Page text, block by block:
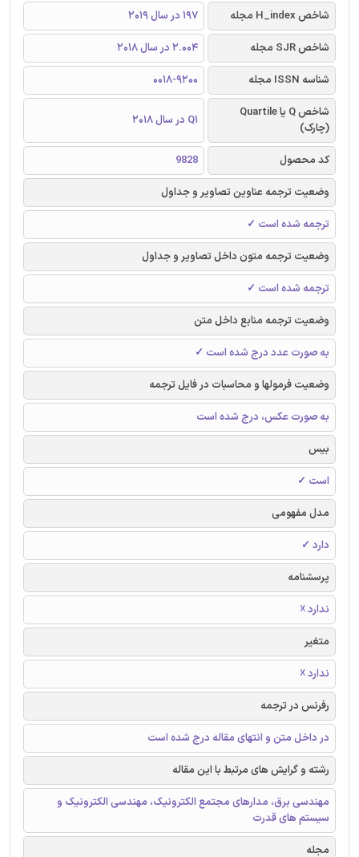
شاخص H_index مجله
197 در سال 2019
شاخص SJR مجله
2.004 در سال 2018
شناسه ISSN مجله
0018-9200
شاخص Q یا Quartile
(چارک)
Q1 در سال 2018
کد محصول
9828
وضعیت ترجمه عناوین تصاویر و جداول
ترجمه شده است ✓
وضعیت ترجمه متون داخل تصاویر و جداول
ترجمه شده است ✓
وضعیت ترجمه منابع داخل متن
به صورت عدد درج شده است ✓
وضعیت فرمولها و محاسبات در فایل ترجمه
به صورت عکس، درج شده است
بیس
است ✓
مدل مفهومی
دارد ✓
پرسشنامه
ندارد ☓
متغیر
ندارد ☓
رفرنس در ترجمه
در داخل متن و انتهای مقاله درج شده است
رشته و گرایش های مرتبط با این مقاله
مهندسی برق، مدارهای مجتمع الکترونیک، مهندسی الکترونیک و
سیستم های قدرت
مجله